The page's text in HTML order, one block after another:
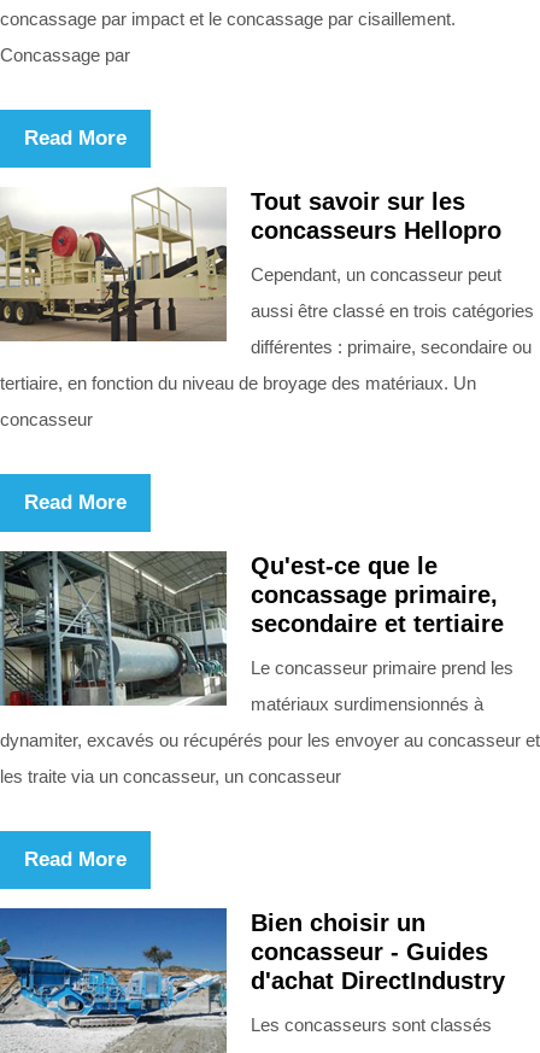
concassage par impact et le concassage par cisaillement.
Concassage par
Read More
Tout savoir sur les
concasseurs Hellopro
Cependant, un concasseur peut
aussi être classé en trois catégories
différentes : primaire, secondaire ou
tertiaire, en fonction du niveau de broyage des matériaux. Un
concasseur
Read More
Qu'est-ce que le
concassage primaire,
secondaire et tertiaire
Le concasseur primaire prend les
matériaux surdimensionnés à
dynamiter, excavés ou récupérés pour les envoyer au concasseur et
les traite via un concasseur, un concasseur
Read More
Bien choisir un
concasseur - Guides
d'achat DirectIndustry
Les concasseurs sont classés